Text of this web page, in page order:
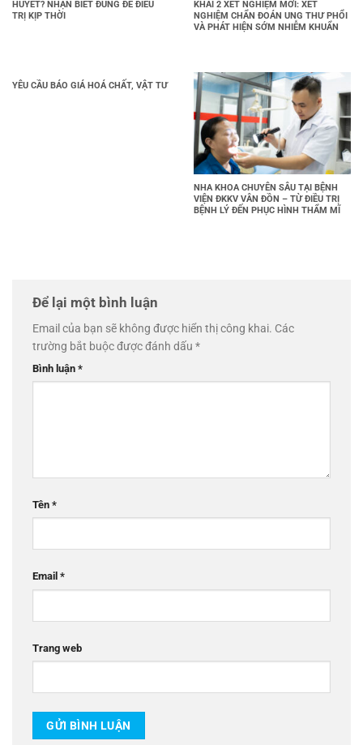
HUYẾT? NHẬN BIẾT ĐÚNG ĐỂ ĐIỀU
TRỊ KỊP THỜI
KHAI 2 XÉT NGHIỆM MỚI: XÉT
NGHIỆM CHẨN ĐOÁN UNG THƯ PHỔI
VÀ PHÁT HIỆN SỚM NHIỄM KHUẨN
YÊU CẦU BÁO GIÁ HOÁ CHẤT, VẬT TƯ
NHA KHOA CHUYÊN SÂU TẠI BỆNH
VIỆN ĐKKV VÂN ĐỒN – TỪ ĐIỀU TRỊ
BỆNH LÝ ĐẾN PHỤC HÌNH THẨM MĨ
Để lại một bình luận
Email của bạn sẽ không được hiển thị công khai. Các
trường bắt buộc được đánh dấu *
Bình luận *
Tên *
Email *
Trang web